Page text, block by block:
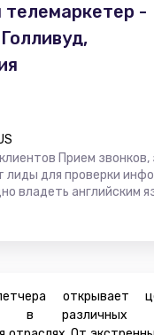
телемаркетер -
Прием звонков,
лиды для проверки
владеть английским
открывает
в различных